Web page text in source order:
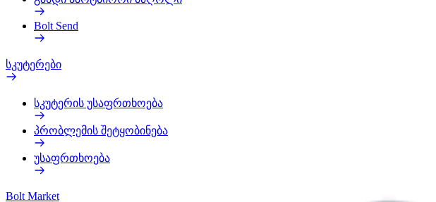
Bolt Send
სკუტერები
სკუტერის უსაფრთხოება
პრობლემის შეტყობინება
უსაფრთხოება
Bolt Market